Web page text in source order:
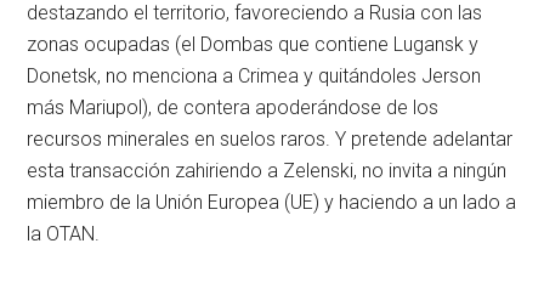
destazando el territorio, favoreciendo a Rusia con las
zonas ocupadas (el Dombas que contiene Lugansk y
Donetsk, no menciona a Crimea y quitándoles Jerson
más Mariupol), de contera apoderándose de los
recursos minerales en suelos raros. Y pretende adelantar
esta transacción zahiriendo a Zelenski, no invita a ningún
miembro de la Unión Europea (UE) y haciendo a un lado a
la OTAN.